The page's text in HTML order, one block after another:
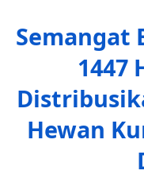
Semangat
1447
Hewan